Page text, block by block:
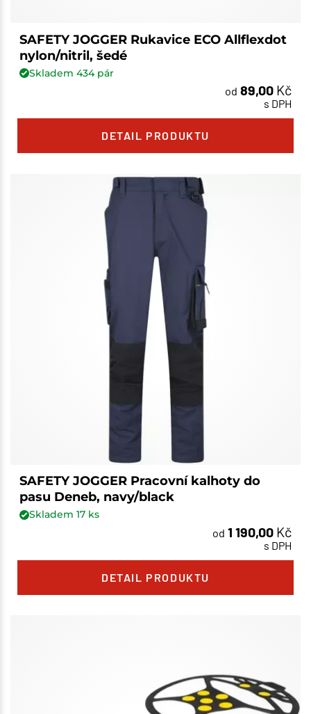
SAFETY JOGGER Rukavice ECO Allflexdot
nylon/nitril, šedé
Skladem 434pár
od 89,00 Kč
s DPH
DETAIL PRODUKTU
SAFETY JOGGER Pracovní kalhoty do
pasu Deneb, navy/black
Skladem 17ks
od 1 190,00 Kč
s DPH
DETAIL PRODUKTU